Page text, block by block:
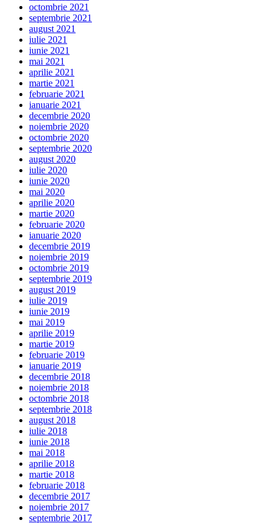
octombrie 2021
septembrie 2021
august 2021
iulie 2021
iunie 2021
mai 2021
aprilie 2021
martie 2021
februarie 2021
ianuarie 2021
decembrie 2020
noiembrie 2020
octombrie 2020
septembrie 2020
august 2020
iulie 2020
iunie 2020
mai 2020
aprilie 2020
martie 2020
februarie 2020
ianuarie 2020
decembrie 2019
noiembrie 2019
octombrie 2019
septembrie 2019
august 2019
iulie 2019
iunie 2019
mai 2019
aprilie 2019
martie 2019
februarie 2019
ianuarie 2019
decembrie 2018
noiembrie 2018
octombrie 2018
septembrie 2018
august 2018
iulie 2018
iunie 2018
mai 2018
aprilie 2018
martie 2018
februarie 2018
decembrie 2017
noiembrie 2017
septembrie 2017